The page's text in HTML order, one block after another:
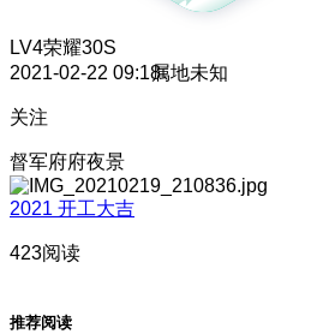
LV4荣耀30S
2021-02-22 09:18属地未知
关注
督军府府夜景
2021 开工大吉
423阅读
推荐阅读